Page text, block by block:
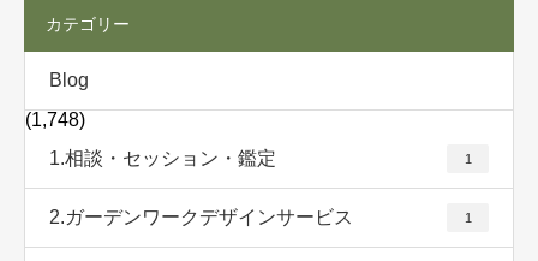
カテゴリー
Blog
(1,748)
1.相談・セッション・鑑定
1
2.ガーデンワークデザインサービス 1